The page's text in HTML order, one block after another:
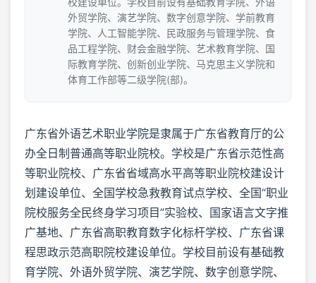
外贸学院、演艺学院、数字创意学院、学前教育
学院、人工智能学院、民政服务与管理学院、食
品工程学院、财会金融学院、艺术教育学院、国
际教育学院、创新创业学院、马克思主义学院和
体育工作部等二级学院(部)。
广东省外语艺术职业学院是隶属于广东省教育厅的公
办全日制普通高等职业院校。学校是广东省示范性高
等职业院校、广东省省域高水平高等职业院校建设计
划建设单位、全国学校急救教育试点学校、全国“职业
院校服务全民终身学习项目”实验校、国家语言文字推
广基地、广东省高职教育数字化标杆学校、广东省课
程思政示范高职院校建设单位。学校目前设有基础教
育学院、外语外贸学院、演艺学院、数字创意学院、